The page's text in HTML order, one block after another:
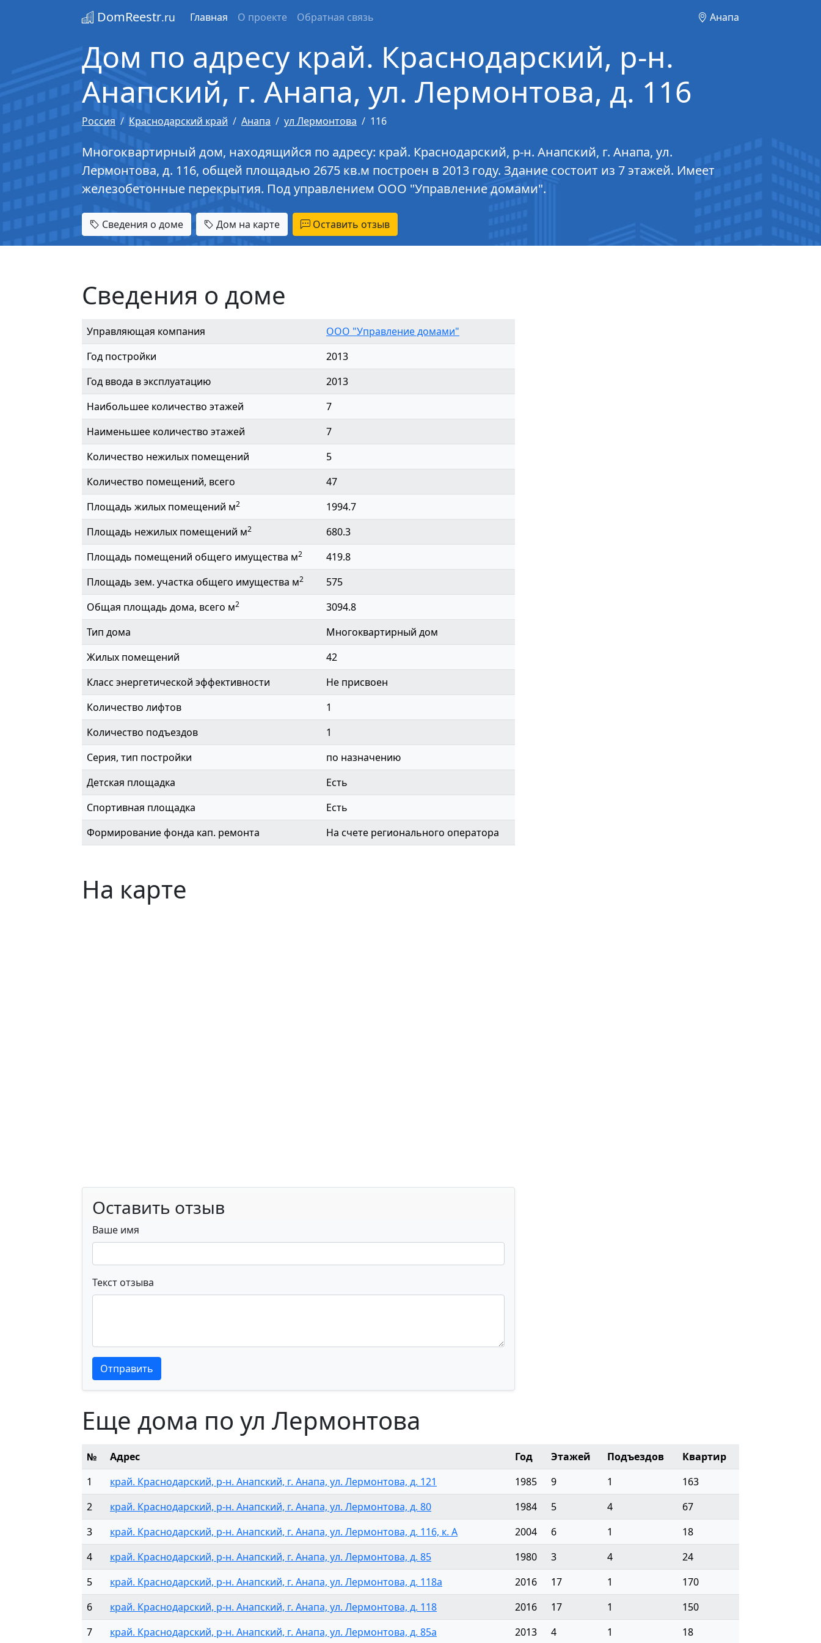
DomReestr.ru Главная О проекте Обратная связь Анапа
Дом по адресу край. Краснодарский, р-н.
Анапский, г. Анапа, ул. Лермонтова, д. 116
Россия Краснодарский край Анапа ул Лермонтова 116
Многоквартирный дом, находящийся по адресу: край. Краснодарский, р-н. Анапский, г. Анапа, ул.
Лермонтова, д. 116, общей площадью 2675 кв.м построен в 2013 году. Здание состоит из 7 этажей. Имеет
железобетонные перекрытия. Под управлением ООО "Управление домами".
Сведения о доме Дом на карте Оставить отзыв
Сведения о доме
Управляющая компания
ООО "Управление домами"
Год постройки
2013
Год ввода в эксплуатацию
2013
Наибольшее количество этажей
7
Наименьшее количество этажей
7
Количество нежилых помещений
5
Количество помещений, всего
47
Площадь жилых помещений м2
1994.7
Площадь нежилых помещений м2
680.3
Площадь помещений общего имущества м2
419.8
Площадь зем. участка общего имущества м2
575
Общая площадь дома, всего м2
3094.8
Тип дома
Многоквартирный дом
Жилых помещений
42
Класс энергетической эффективности
Не присвоен
Количество лифтов
1
Количество подъездов
1
Серия, тип постройки
по назначению
Детская площадка
Есть
Спортивная площадка
Есть
Формирование фонда кап. ремонта
На счете регионального оператора
На карте
Оставить отзыв
Ваше имя
Текст отзыва
Текст отзыва
Текст отзыва
Отправить
Еще дома по ул Лермонтова
№ Адрес Год Этажей Подъездов
Квартир
1
край. Краснодарский, р-н. Анапский, г. Анапа, ул. Лермонтова, д. 121 1985 9 1
163
2
край. Краснодарский, р-н. Анапский, г. Анапа, ул. Лермонтова, д. 80 1984 5 4
67
3
край. Краснодарский, р-н. Анапский, г. Анапа, ул. Лермонтова, д. 116, к. А 2004 6 1
18
4
край. Краснодарский, р-н. Анапский, г. Анапа, ул. Лермонтова, д. 85 1980 3 4
24
5
край. Краснодарский, р-н. Анапский, г. Анапа, ул. Лермонтова, д. 118а 2016 17 1
170
6
край. Краснодарский, р-н. Анапский, г. Анапа, ул. Лермонтова, д. 118 2016 17 1
150
7
край. Краснодарский, р-н. Анапский, г. Анапа, ул. Лермонтова, д. 85а 2013 4 1 18